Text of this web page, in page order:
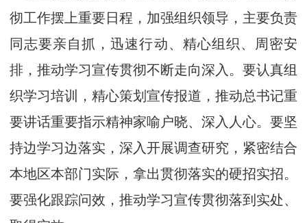
彻工作摆上重要日程，加强组织领导，主要负责
同志要亲自抓，迅速行动、精心组织、周密安
排，推动学习宣传贯彻不断走向深入。要认真组
织学习培训，精心策划宣传报道，推动总书记重
要讲话重要指示精神家喻户晓、深入人心。要坚
持边学习边落实，深入开展调查研究，紧密结合
本地区本部门实际，拿出贯彻落实的硬招实招。
要强化跟踪问效，推动学习宣传贯彻落到实处、